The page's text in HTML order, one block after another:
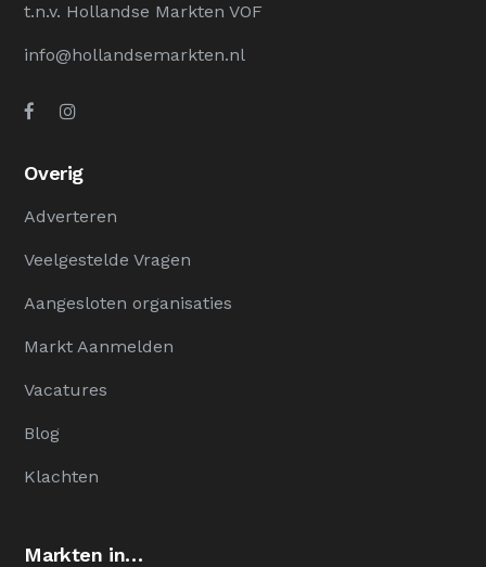
t.n.v. Hollandse Markten VOF
info@hollandsemarkten.nl
Overig
Adverteren
Veelgestelde Vragen
Aangesloten organisaties
Markt Aanmelden
Vacatures
Blog
Klachten
Markten in…